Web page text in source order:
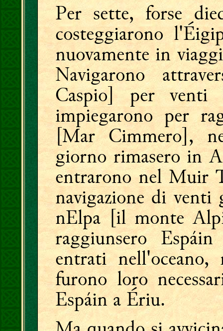
Per sette, forse
costeggiarono
nuovamente in
Navigarono
Caspio] per
impiegarono per
[Mar Cimmero],
giorno rimasero in
entrarono nel Muir
navigazione di
nElpa [il monte
raggiunsero
entrati
furono loro
Espáin a Ériu.